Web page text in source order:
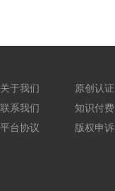
关于我们
联系我们
平台协议
原创认证
知识付费
版权申诉